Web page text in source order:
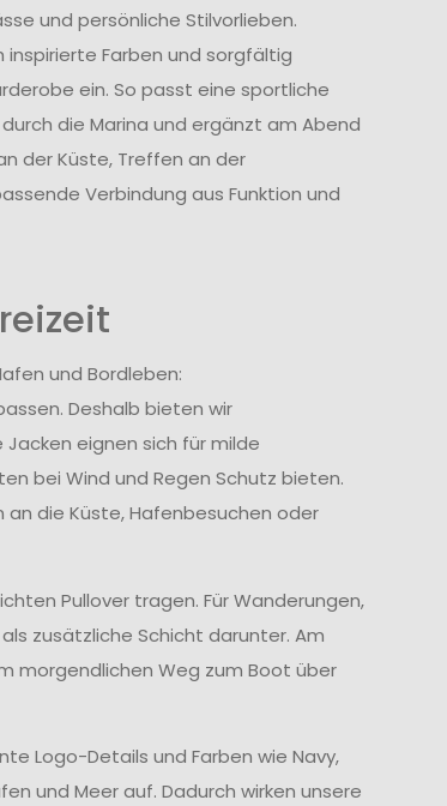
und persönliche Stilvorlieben.
Farben und sorgfältig
ein. So passt eine sportliche
die Marina und ergänzt am Abend
der Küste, Treffen an der
Verbindung aus Funktion und
und Bordleben:
Deshalb bieten wir
eignen sich für milde
bei Wind und Regen Schutz bieten.
an die Küste, Hafenbesuchen oder
Pullover tragen. Für Wanderungen,
zusätzliche Schicht darunter. Am
morgendlichen Weg zum Boot über
Logo-Details und Farben wie Navy,
und Meer auf. Dadurch wirken unsere